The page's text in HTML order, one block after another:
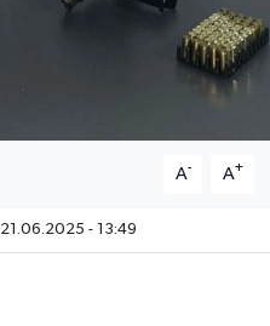
A- A+
21.06.2025 - 13:49